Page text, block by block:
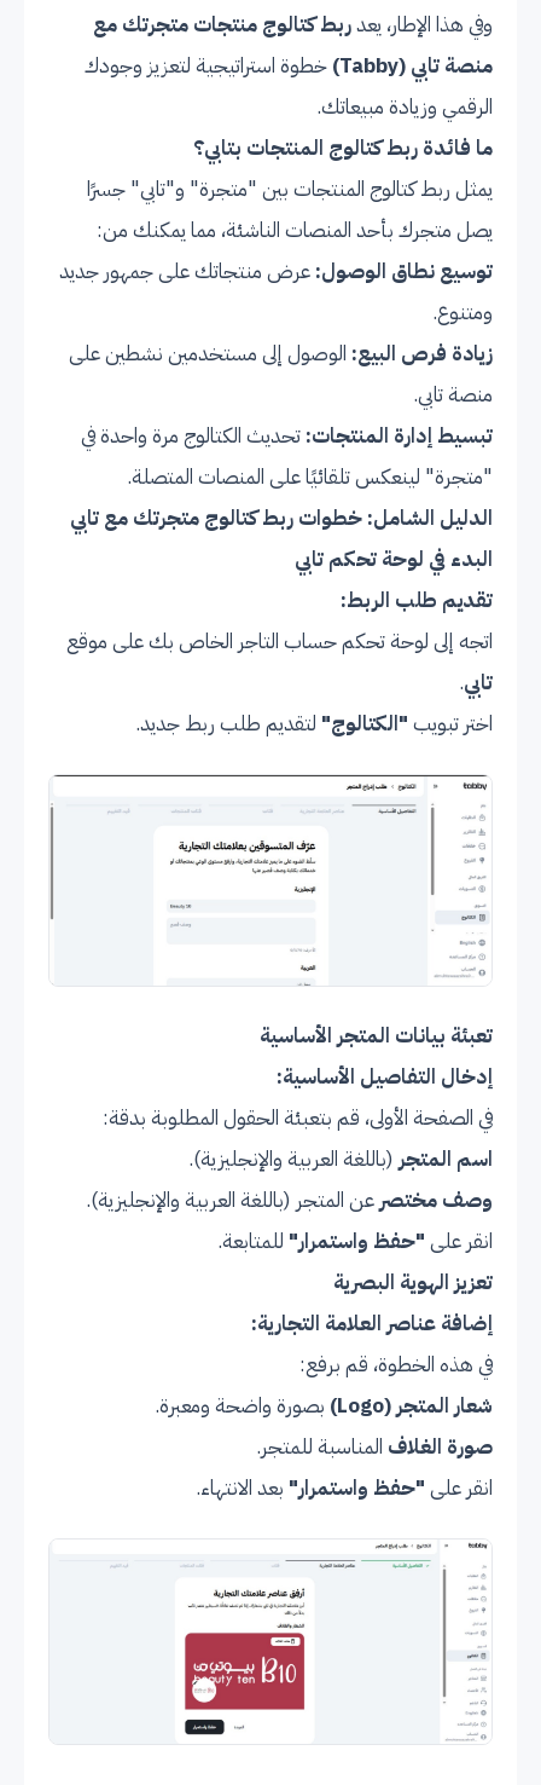
وفي هذا الإطار، يعدربط كتالوج منتجات متجرتك مع
منصة تابي (Tabby)
خطوة استراتيجية لتعزيز وجودك
الرقمي وزيادة مبيعاتك.
ما فائدة ربط كتالوج المنتجات بتابي؟
يمثل ربط كتالوج المنتجات بين "متجرة" و"تابي" جسرًا
يصل متجرك بأحد المنصات الناشئة، مما يمكنك من:
توسيع نطاق الوصول: عرض منتجاتك على جمهور جديد
ومتنوع.
زيادة فرص البيع: الوصول إلى مستخدمين نشطين على
منصة تابي.
تبسيط إدارة المنتجات: تحديث الكتالوج مرة واحدة في
"متجرة" لينعكس تلقائيًا على المنصات المتصلة.
الدليل الشامل: خطوات ربط كتالوج متجرتك مع تابي
البدء في لوحة تحكم تابي
تقديم طلب الربط:
اتجه إلى لوحة تحكم حساب التاجر الخاص بك على موقع
تابي.
اختر تبويب "الكتالوج" لتقديم طلب ربط جديد.
تعبئة بيانات المتجر الأساسية
إدخال التفاصيل الأساسية:
في الصفحة الأولى، قم بتعبئة الحقول المطلوبة بدقة:
اسم المتجر(باللغة العربية والإنجليزية).
وصف مختصرعن المتجر (باللغة العربية والإنجليزية).
انقر على "حفظ واستمرار" للمتابعة.
تعزيز الهوية البصرية
إضافة عناصر العلامة التجارية:
في هذه الخطوة، قم برفع:
شعار المتجر (Logo)
بصورة واضحة ومعبرة.
صورة الغلاف المناسبة للمتجر.
انقر على "حفظ واستمرار" بعد الانتهاء.